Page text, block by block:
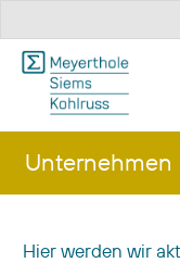
Unternehmen
Hier werden wir